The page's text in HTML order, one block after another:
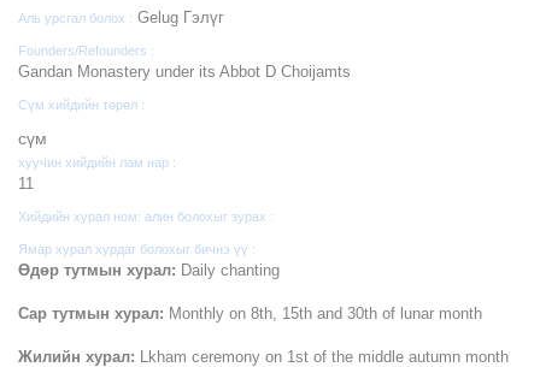
Аль урсгал болох : Gelug Гэлүг
Founders/Refounders :
Gandan Monastery under its Abbot D Choijamts
Сүм хийдийн төрөл :
cүм
хуучин хийдийн лам нар :
11
Хийдийн хурал ном: алин болохыг зурах :
Ямар хурал хурдаг болохыг бичнэ үү :
Өдөр тутмын хурал: Daily chanting
Сар тутмын хурал: Monthly on 8th, 15th and 30th of lunar month
Жилийн хурал: Lkham ceremony on 1st of the middle autumn month